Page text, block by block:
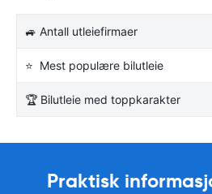
🚙 Antall utleiefirmaer
⭐ Mest populære bilutleie
🏆 Bilutleie med toppkarakter
Praktisk